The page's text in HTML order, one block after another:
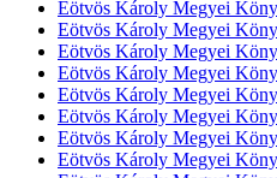
Eötvös Károly Megyei
Eötvös Károly Megyei
Eötvös Károly Megyei
Eötvös Károly Megyei
Eötvös Károly Megyei
Eötvös Károly Megyei
Eötvös Károly Megyei
Eötvös Károly Megyei